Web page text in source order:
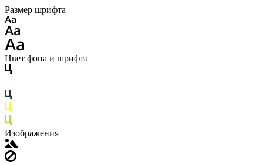
Размер шрифта
Цвет фона и шрифта
Изображения